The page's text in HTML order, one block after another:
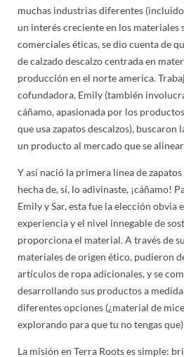
muchas industrias diferentes
un interés creciente en los materiales
comerciales éticas, se dio cuenta de
de calzado descalzo centrada en
producción en el norte america.
cofundadora, Emily (también
cáñamo, apasionada por los
que usa zapatos descalzos),
un producto al mercado que se
Y así nació la primera línea de
hecha de, sí, lo adivinaste, ¡cáñamo!
Emily y Sar, esta fue la elección obvia
experiencia y el nivel innegable de
proporciona el material. A través de
materiales de origen ético, pudieron
artículos de ropa adicionales, y se
desarrollando sus productos a
diferentes opciones (¿material de
explorando para que tu no tengas
La misión en Terra Roots es simple: